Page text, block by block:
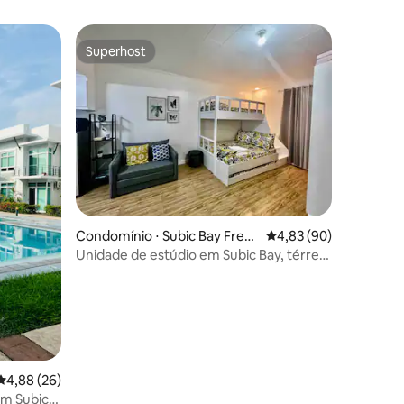
de uma avaliação média de 5, 26 avaliações
4,88 (26)
Subic
Superhost
Superhost
Condomínio ⋅ Subic Bay Free
port Zone
4,83 de uma
4,83 (90)
Unidade de estúdio em Subic Bay, térreo,